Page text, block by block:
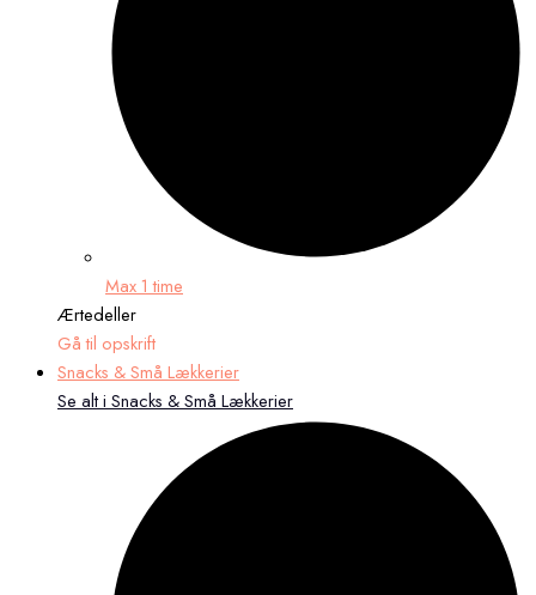
Max 1 time
Ærtedeller
Gå til opskrift
Snacks & Små Lækkerier
Se alt i Snacks & Små Lækkerier